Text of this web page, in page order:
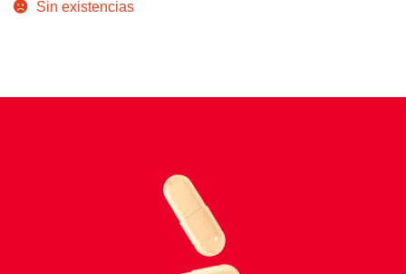
originalactual
Sin existencias